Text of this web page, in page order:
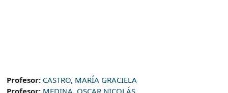
Profesor: CASTRO, MARÍA GRACIELA
Profesor: MEDINA, OSCAR NICOLÁS